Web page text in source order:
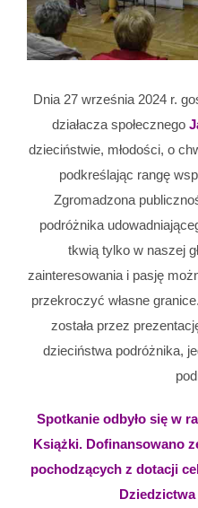
Dnia 27 września 2024 r.
działacza społecznego
dzieciństwie, młodości, o
podkreślając rangę
Zgromadzona
podróżnika
tkwią tylko w naszej
zainteresowania i pasję
przekroczyć własne
została przez
dzieciństwa podróżnika,
Spotkanie odbyło się w
Książki. Dofinansowano
pochodzących z dotacji